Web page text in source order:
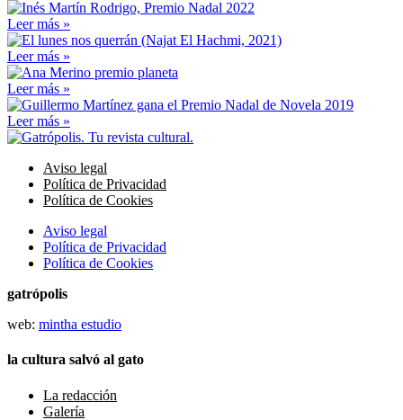
Leer más »
Leer más »
Leer más »
Leer más »
Aviso legal
Política de Privacidad
Política de Cookies
Aviso legal
Política de Privacidad
Política de Cookies
gatrópolis
web: mintha estudio
la cultura salvó al gato
La redacción
Galería